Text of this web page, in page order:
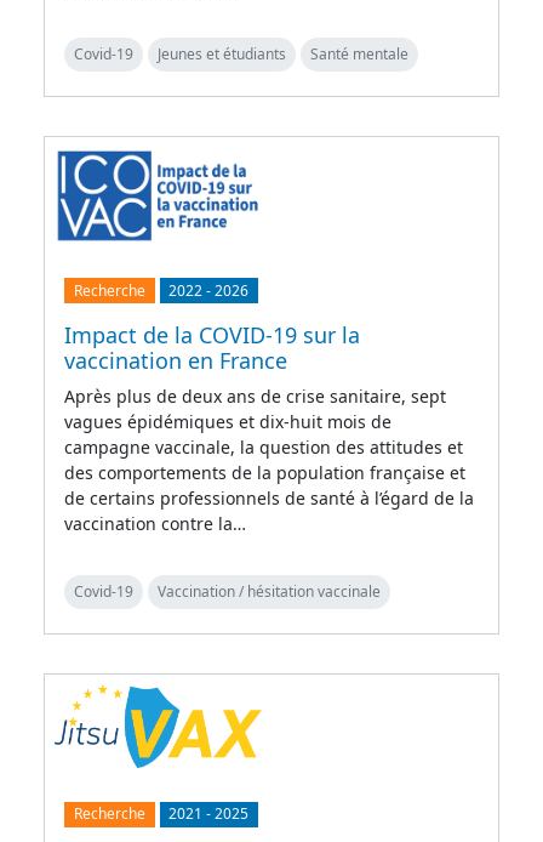
Covid-19 Jeunes et étudiants Santé mentale
Recherche 2022-2026
Impact de la COVID-19 sur la
vaccination en France
Après plus de deux ans de crise sanitaire, sept
vagues épidémiques et dix-huit mois de
campagne vaccinale, la question des attitudes et
des comportements de la population française et
de certains professionnels de santé à l’égard de la
vaccination contre la…
Covid-19 Vaccination / hésitation vaccinale
Recherche 2021 -2025